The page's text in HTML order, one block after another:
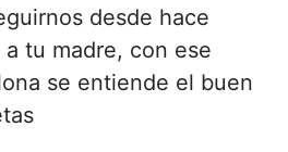
desde hace
tu madre, con ese
se entiende el buen